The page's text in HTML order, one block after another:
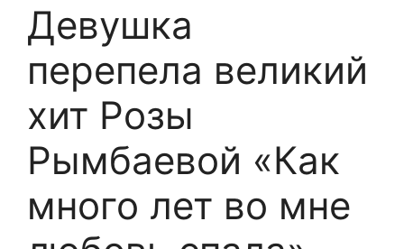
Девушка
перепела великий
хит Розы
Рымбаевой «Как
много лет во мне